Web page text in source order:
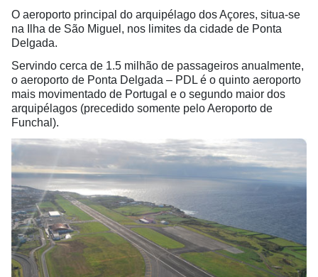
O aeroporto principal do arquipélago dos Açores, situa-se
na Ilha de São Miguel, nos limites da cidade de Ponta
Delgada.
Servindo cerca de 1.5 milhão de passageiros anualmente,
o aeroporto de Ponta Delgada – PDL é o quinto aeroporto
mais movimentado de Portugal e o segundo maior dos
arquipélagos (precedido somente pelo Aeroporto de
Funchal).